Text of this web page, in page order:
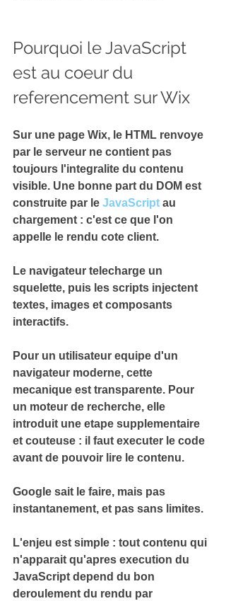
Pourquoi le JavaScript
est au coeur du
referencement sur Wix
Sur une page Wix, le HTML renvoye
par le serveur ne contient pas
toujours l'integralite du contenu
visible. Une bonne part du DOM est
construite par le JavaScript au
chargement : c'est ce que l'on
appelle le rendu cote client.
Le navigateur telecharge un
squelette, puis les scripts injectent
textes, images et composants
interactifs.
Pour un utilisateur equipe d'un
navigateur moderne, cette
mecanique est transparente. Pour
un moteur de recherche, elle
introduit une etape supplementaire
et couteuse : il faut executer le code
avant de pouvoir lire le contenu.
Google sait le faire, mais pas
instantanement, et pas sans limites.
L'enjeu est simple : tout contenu qui
n'apparait qu'apres execution du
JavaScript depend du bon
deroulement du rendu par